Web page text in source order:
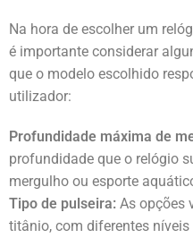
Na hora de escolher um
é importante considerar
que o modelo escolhido
utilizador:
Profundidade máxima de
profundidade que o relógio
mergulho ou esporte
Tipo de pulseira: As opções
titânio, com diferentes